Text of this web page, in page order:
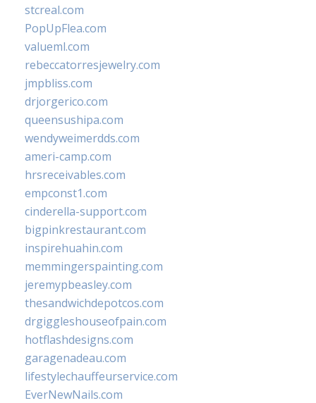
stcreal.com
PopUpFlea.com
valueml.com
rebeccatorresjewelry.com
jmpbliss.com
drjorgerico.com
queensushipa.com
wendyweimerdds.com
ameri-camp.com
hrsreceivables.com
empconst1.com
cinderella-support.com
bigpinkrestaurant.com
inspirehuahin.com
memmingerspainting.com
jeremypbeasley.com
thesandwichdepotcos.com
drgiggleshouseofpain.com
hotflashdesigns.com
garagenadeau.com
lifestylechauffeurservice.com
EverNewNails.com